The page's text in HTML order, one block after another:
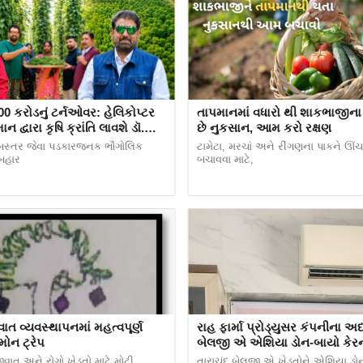
જમીનમાં ભળી જાય છે અને જમીનની ફળદ્રુપતા
પ્રોટીન જોવા મળે છે જે જમીનના કણોને
તેના અવશેષો જમીનમાં નાઈટ્રોજનની માત્રામાં
કરોડનું ટર્નઓવર: હેલિકોપ્ટર
દ્વારા કૃષિ ક્રાંતિ લાવશે ડૉ.
જેવા પડકારજનક ભૌગોલિક
વ્યવસ્થાપનમાં મહત્વપૂર્ણ
ટ્રેપ
અને રોગો ખેડૂતો માટે મોટી
તાપમાનમાં વધારો થી
છે નુકસાન, આમ કરો રક્ષણ
ટામેટા, મરચાં અને રીંગણના પાકને
બચાવવા માટે,
રાહ ફાર્મા પ્રોડ્યુસર કંપનીના
બેલજી એ એશિયા ડોન-બાયો કેરના
સુરત, ગુજરાત ઉત્પાદન ક્ષેત્રની
તારાચંદ બેલજી એ ખેડૂતોને એશિયા